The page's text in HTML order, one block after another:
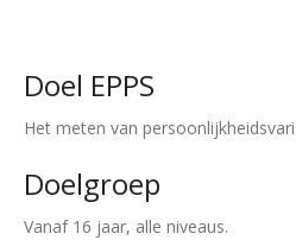
Doel EPPS
Het meten van
Doelgroep
Vanaf 16 jaar, alle niveaus.